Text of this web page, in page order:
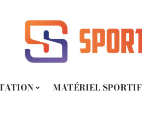
MATÉRIEL SPORTIF